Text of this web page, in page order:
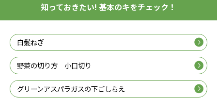
知っておきたい! 基本のキをチェック！
白髪ねぎ
野菜の切り方 小口切り
グリーンアスパラガスの下ごしらえ